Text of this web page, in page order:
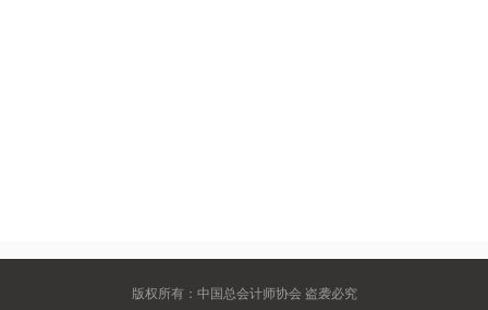
版权所有：中国总会计师协会 盗袭必究